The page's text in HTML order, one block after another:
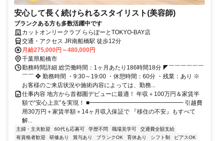
安心して長く続けられるスタイリスト(美容師)
ブランクある方も多数活躍中です
カットオンリークラブ ららぽーとTOKYO-BAY店
交通・アクセス JR南船橋駅 徒歩12分
月給275,000円～480,000円
千葉県船橋市
勤務時間詳細 総労働時間：1ヶ月あたり186時間18分 ◤￣￣￣￣￣￣
￣￣ ❖ 勤務時間 ・9:30～19:00 ・休憩時間：60分 ・残業：あり ※
お客様のご来店状況や施術内容によっては、勤務...
仕事内容 地方から首都圏デビューに最適！ 年収＋100万円＆家賃半
額で“安心上京”を実現！ ■━━━━━━━━━━━━━━━━ 引越費
用30万円＋家賃半額＋14ヶ月収入保証で 『移住の不安』もすべて
解...
主婦・主夫歓迎 60代も応募可 学歴不問 職場見学可
交通費全額支給
有資格者歓迎
研修あり 賞与あり ブランクOK 育休あり シフト制
ピアスOK